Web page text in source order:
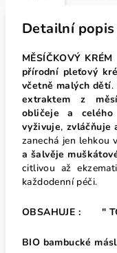
Detailní
MĚSÍČKOVÝ KRÉM
přírodní pleťový
včetně malých dětí.
extraktem z
obličeje a
vyživuje, zvláčňuje
zanechá jen
a šalvěje
citlivou až
každodenní péči.
OBSAHUJE : "
BIO bambucké